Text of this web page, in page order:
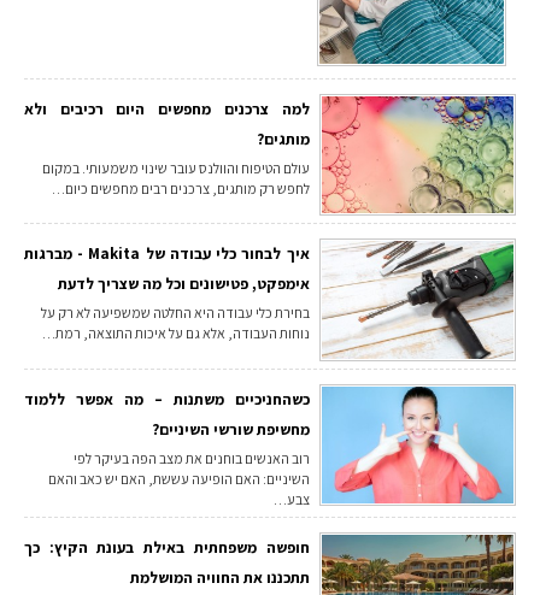
למה צרכנים מחפשים היום רכיבים ולא
מותגים?
עולם הטיפוח והוולנס עובר שינוי משמעותי. במקום
לחפש רק מותגים, צרכנים רבים מחפשים כיום…
איך לבחור כלי עבודה של Makita - מברגות
אימפקט, פטישונים וכל מה שצריך לדעת
בחירת כלי עבודה היא החלטה שמשפיעה לא רק על
נוחות העבודה, אלא גם על איכות התוצאה, רמת…
כשהחניכיים משתנות – מה אפשר ללמוד
מחשיפת שורשי השיניים?
רוב האנשים בוחנים את מצב הפה בעיקר לפי
השיניים: האם הופיעה עששת, האם יש כאב והאם
צבע…
חופשה משפחתית באילת בעונת הקיץ: כך
תתכננו את החוויה המושלמת